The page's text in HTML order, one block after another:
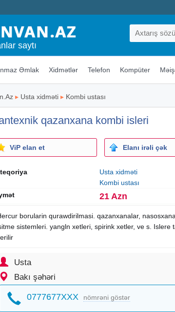
saytı
Əmlak Xidmətlər Telefon Kompüter
▸ Usta xidməti ▸ Kombi ustası
qazanxana kombi isleri
ViP elan et Elanı irəli çək
Usta xidməti
Kombi ustası
21 Azn
borularin qurawdirilmasi. qazanxanalar,
sistemleri. yangln xetleri, spirink xetler, ve s. Islere
Usta
Bakı şəhəri
0777677XXX nömrəni göstər